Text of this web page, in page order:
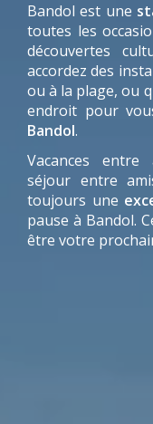
Bandol est une
toutes les
découvertes
accordez des
ou à la plage, ou
endroit pour
Bandol.
Vacances entre
séjour entre
toujours une
pause à Bandol.
être votre